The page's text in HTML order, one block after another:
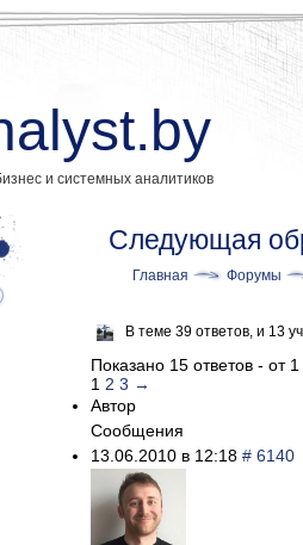
и системных аналитиков
Следующая
Главная Форумы
В теме 39 ответов, и 13
Показано 15 ответов - от
1 2 3 →
Автор
Сообщения
13.06.2010 в 12:18 # 6140